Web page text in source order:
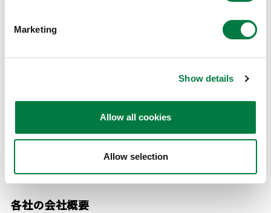
Marketing
Show details
Allow all cookies
Allow selection
じめとした各種ディスプレイ向けシール材「ストラクト
ボンド®」の開発・生産・販売をしています。空中ディ
スプレイ向けには、アスカネットが販売する
「ASKA3D」に「ストラクトボンド®XMFシリーズ」が
ズ」は透明性に優れ、かつ貼り合わせる樹脂の屈折率に
レイ映像の高画質化に貢献しています。
各社の会社概要